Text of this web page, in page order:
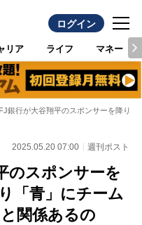
ログイン
リア ライフ マネー
銀行が大谷翔平のスポンサーを降り
2025.05.20 07:00 週刊ポスト
のスポンサーを
「青」にチーム
関係あるの